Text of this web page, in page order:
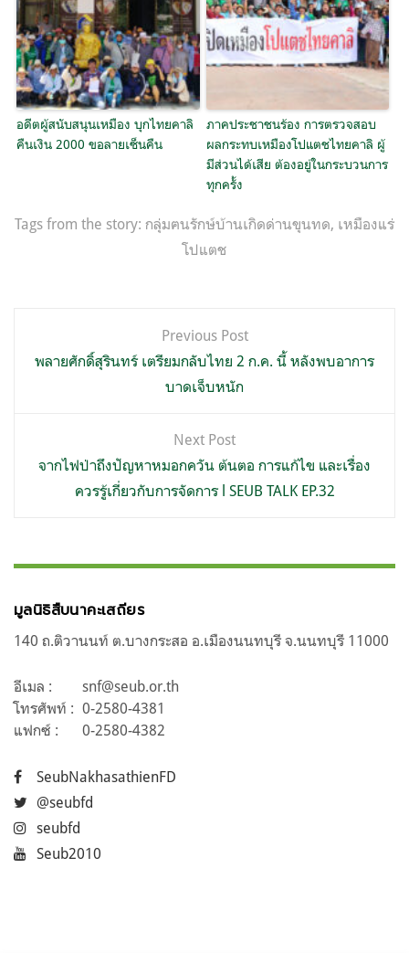
อดีตผู้สนับสนุนเหมือง บุกไทยคาลิ
คืนเงิน 2000 ขอลายเซ็นคืน
ภาคประชาชนร้อง การตรวจสอบ
ผลกระทบเหมืองโปแตชไทยคาลิ ผู้
มีส่วนได้เสีย ต้องอยู่ในกระบวนการ
ทุกครั้ง
Tags from the story: กลุ่มฅนรักษ์บ้านเกิดด่านขุนทด, เหมืองแร่
โปแตช
เรื่อง
Previous Post
พลายศักดิ์สุรินทร์ เตรียมกลับไทย 2 ก.ค. นี้ หลังพบอาการ
บาดเจ็บหนัก
Next Post
จากไฟป่าถึงปัญหาหมอกควัน ต้นตอ การแก้ไข และเรื่อง
ควรรู้เกี่ยวกับการจัดการ l SEUB TALK EP.32
มูลนิธิสืบนาคะเสถียร
140 ถ.ติวานนท์ ต.บางกระสอ อ.เมืองนนทบุรี จ.นนทบุรี 11000
อีเมล :
snf@seub.or.th
โทรศัพท์ : 0-2580-4381
แฟกซ์ :
0-2580-4382
SeubNakhasathienFD
@seubfd
seubfd
Seub2010